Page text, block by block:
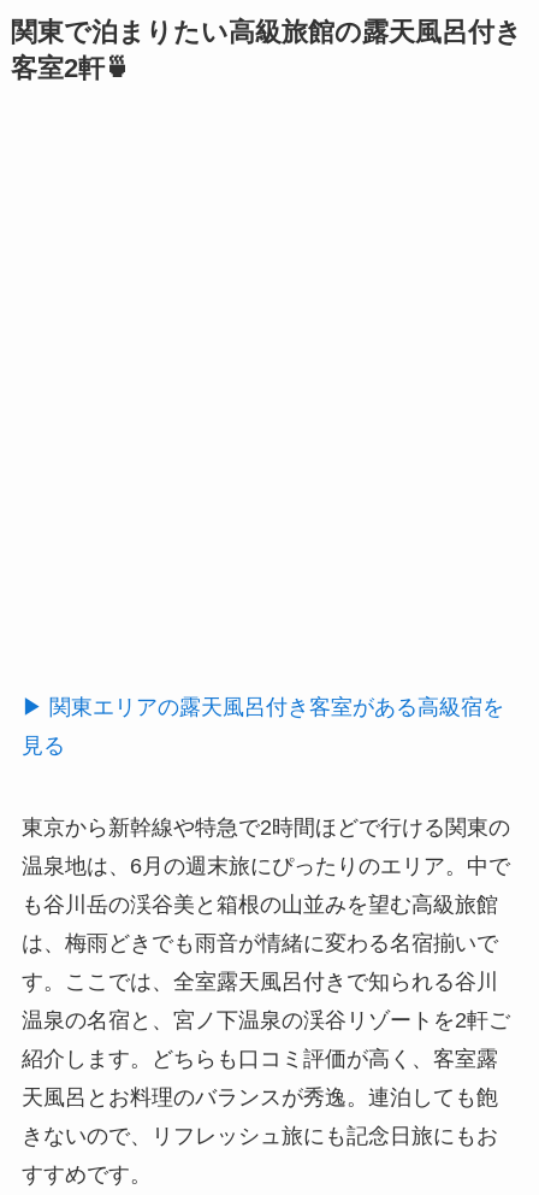
関東で泊まりたい高級旅館の露天風呂付き
客室2軒🍵
▶ 関東エリアの露天風呂付き客室がある高級宿を
見る
東京から新幹線や特急で2時間ほどで行ける関東の
温泉地は、6月の週末旅にぴったりのエリア。中で
も谷川岳の渓谷美と箱根の山並みを望む高級旅館
は、梅雨どきでも雨音が情緒に変わる名宿揃いで
す。ここでは、全室露天風呂付きで知られる谷川
温泉の名宿と、宮ノ下温泉の渓谷リゾートを2軒ご
紹介します。どちらも口コミ評価が高く、客室露
天風呂とお料理のバランスが秀逸。連泊しても飽
きないので、リフレッシュ旅にも記念日旅にもお
すすめです。